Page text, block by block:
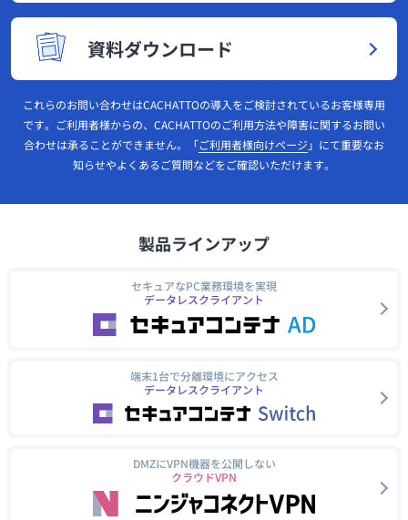
資料ダウンロード
これらのお問い合わせはCACHATTOの導入をご検討されているお客様専用
です。ご利用者様からの、CACHATTOのご利用方法や障害に関するお問い
合わせは承ることができません。「ご利用者様向けページ 」にて重要なお
知らせやよくあるご質問などをご確認いただけます。
製品ラインアップ
セキュアなPC業務環境を実現
データレスクライアント
端末1台で分離環境にアクセス
データレスクライアント
DMZにVPN機器を公開しない
クラウドVPN